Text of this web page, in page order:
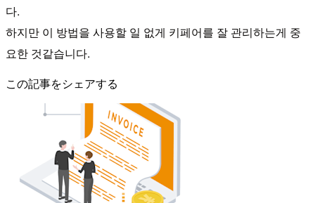
다.
하지만 이 방법을 사용할 일 없게 키페어를 잘 관리하는게 중
요한 것같습니다.
この記事をシェアする